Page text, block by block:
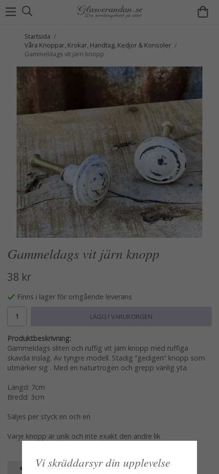
Startsida /
Våra Knoppar, Krokar, Handtag, Kedjor & Konsoler /
Gammeldags vit järn knopp
Gammeldags vit järn knopp
38 kr
Finns i lager för omgående leverans
LÄGG I VARUKORGEN
Produktbeskrivning:
Gammeldags sliten och ruffig vit järn knopp med ruffiga
skavda inslag. Av tyngre modell. Stadig ”gedigen” knopp som
utmärker sig . Med en naturtrogen och grepp vänlig yta.
Längd: 7cm
Bredd: 3cm
Säljes per styck en och en
Varje knopp är unik och inte exakt den andre lik
SPARA SOM FAVORIT
Vi skräddarsyr din upplevelse